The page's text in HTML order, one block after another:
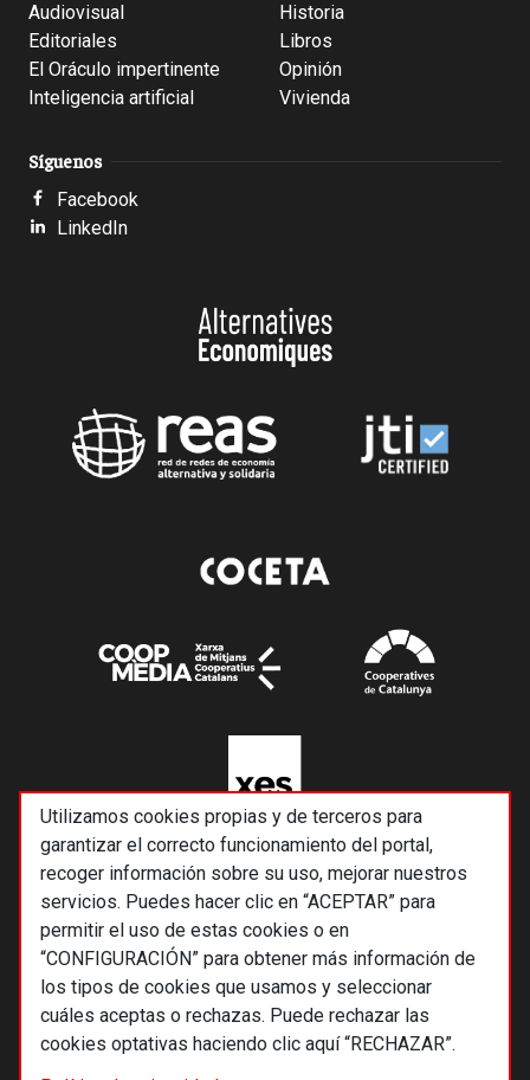
Utilizamos cookies propias y de terceros para
garantizar el correcto funcionamiento del portal,
recoger información sobre su uso, mejorar nuestros
servicios. Puedes hacer clic en “ACEPTAR” para
permitir el uso de estas cookies o en
“CONFIGURACIÓN” para obtener más información de
los tipos de cookies que usamos y seleccionar
cuáles aceptas o rechazas. Puede rechazar las
cookies optativas haciendo clic aquí “RECHAZAR”.
Audiovisual
Editoriales
El Oráculo impertinente
Inteligencia artificial
Historia
Libros
Opinión
Vivienda
Síguenos
Facebook
LinkedIn
© 2026 Alternativas económicas SCCL